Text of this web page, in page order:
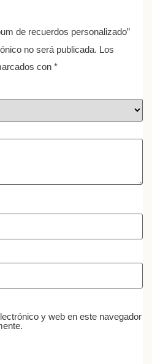
de recuerdos personalizado”
no será publicada. Los
con *
y web en este navegador